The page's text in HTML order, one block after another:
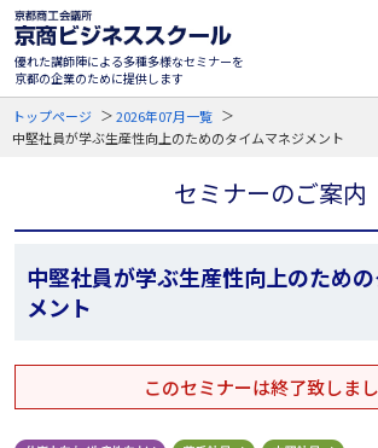
優れた講師陣による多種多様なセミナーを
京都の企業のために提供します
トップページ
2026年07月一覧
中堅社員が学ぶ生産性向上のためのタイムマネジメント
セミナーのご案内
中堅社員が学ぶ生産性向上のため
メント
このセミナーは終了致しま